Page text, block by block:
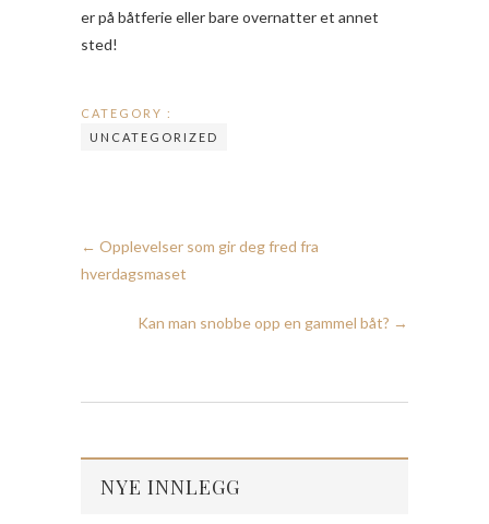
er på båtferie eller bare overnatter et annet
sted!
CATEGORY :
UNCATEGORIZED
← Opplevelser som gir deg fred fra
hverdagsmaset
Kan man snobbe opp en gammel båt? →
NYE INNLEGG